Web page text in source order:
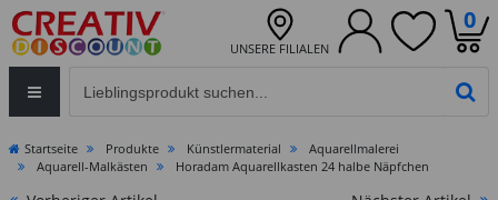
UNSERE FILIALEN
0
Startseite Produkte Künstlermaterial
Aquarellmalerei
Aquarell-Malkästen
Horadam Aquarellkasten 24 halbe Näpfchen